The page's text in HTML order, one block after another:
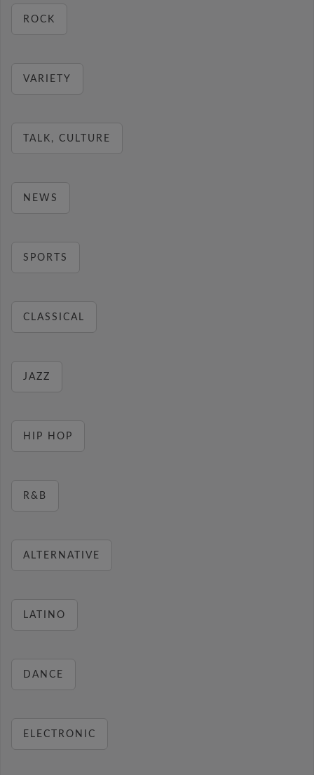
ROCK
VARIETY
TALK, CULTURE
NEWS
SPORTS
CLASSICAL
JAZZ
HIP HOP
R&B
ALTERNATIVE
LATINO
DANCE
ELECTRONIC